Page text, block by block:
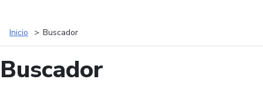
Inicio Buscador
Buscador